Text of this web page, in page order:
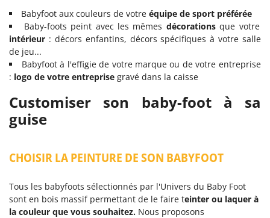
Babyfoot aux couleurs de votre équipe de sport préférée
Baby-foots peint avec les mêmes décorationsque votre
intérieur : décors enfantins, décors spécifiques à votre salle
de jeu...
Babyfoot à l'effigie de votre marque ou de votre entreprise
: logo de votre entreprise gravé dans la caisse
Customiser son baby-foot à sa
guise
CHOISIR LA PEINTURE DE SON BABYFOOT
Tous les babyfoots sélectionnés par l'Univers du Baby Foot
sont en bois massif permettant de le faire teinter ou laquer à
la couleur que vous souhaitez. Nous proposons